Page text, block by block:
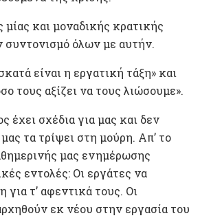
και µοναδικής κρατικής
συντονισµό όλων µε αυτήν.
είναι η εργατική τάξη» και
τους αξίζει να τους λιώσουµε».
έχει σχέδια για µας και δεν
τα τρίψει στη µούρη. Απ’ το
µας ενηµέρωσης
εντολές: Οι εργάτες να
για τ’ αφεντικά τους. Οι
εκ νέου στην εργασία του